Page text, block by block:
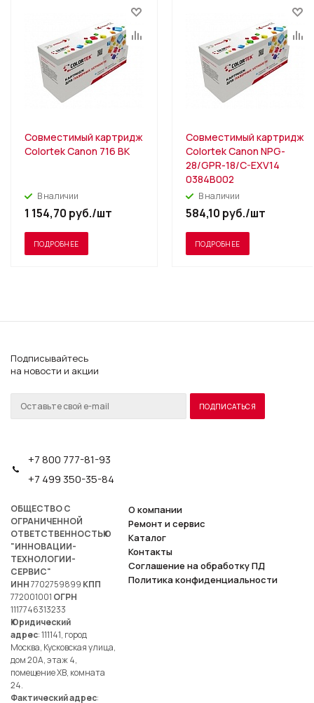
Совместимый картридж
Colortek Canon 716 BK
В наличии
1 154,70 руб./шт
ПОДРОБНЕЕ
Совместимый картридж
Colortek Canon NPG-
28/GPR-18/C-EXV14
0384B002
В наличии
584,10 руб./шт
ПОДРОБНЕЕ
Подписывайтесь
на новости и акции
+7 800 777-81-93
+7 499 350-35-84
ОБЩЕСТВО С
ОГРАНИЧЕННОЙ
ОТВЕТСТВЕННОСТЬЮ
"ИННОВАЦИИ-
ТЕХНОЛОГИИ-
СЕРВИС"
ИНН7702759899 КПП
772001001 ОГРН
1117746313233
Юридический
адрес: 111141, город
Москва, Кусковская улица,
дом 20А, этаж 4,
помещение ХВ, комната
24.
Фактический адрес:
О компании
Ремонт и сервис
Каталог
Контакты
Соглашение на обработку ПД
Политика конфиденциальности